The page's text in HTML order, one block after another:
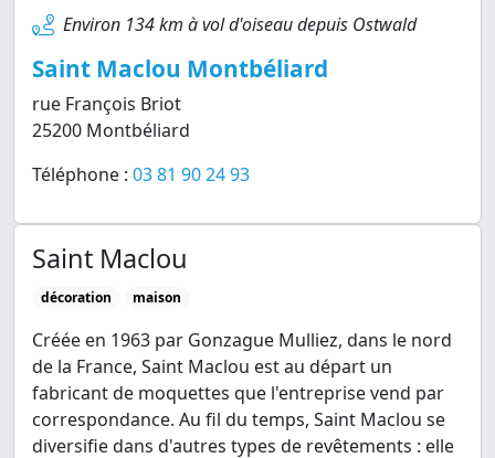
Environ 134 km à vol d'oiseau depuis Ostwald
Saint Maclou Montbéliard
rue François Briot
25200 Montbéliard
Téléphone : 03 81 90 24 93
Saint Maclou
décoration maison
Créée en 1963 par Gonzague Mulliez, dans le nord
de la France, Saint Maclou est au départ un
fabricant de moquettes que l'entreprise vend par
correspondance. Au fil du temps, Saint Maclou se
diversifie dans d'autres types de revêtements : elle